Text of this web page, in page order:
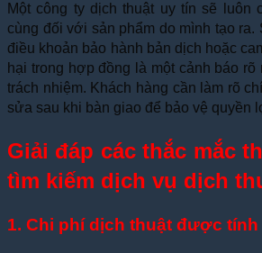
Một công ty dịch thuật uy tín sẽ luôn
cùng đối với sản phẩm do mình tạo ra.
điều khoản bảo hành bản dịch hoặc
hại trong hợp đồng là một cảnh báo rõ
trách nhiệm. Khách hàng cần làm rõ
sửa sau khi bàn giao để bảo vệ quyền
Giải đáp các thắc mắc
tìm kiếm dịch vụ dịch
1. Chi phí dịch thuật được